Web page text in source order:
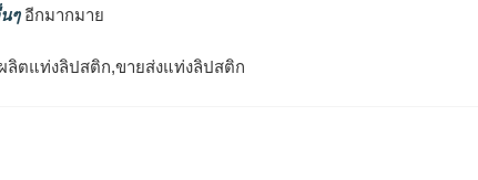
ๆอีกมากมาย
ลิตแท่งลิปสติก,ขายส่งแท่งลิปสติก